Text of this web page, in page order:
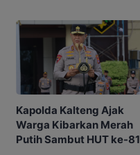
Kapolda Kalteng Ajak
Warga Kibarkan Merah
Putih Sambut HUT ke-81